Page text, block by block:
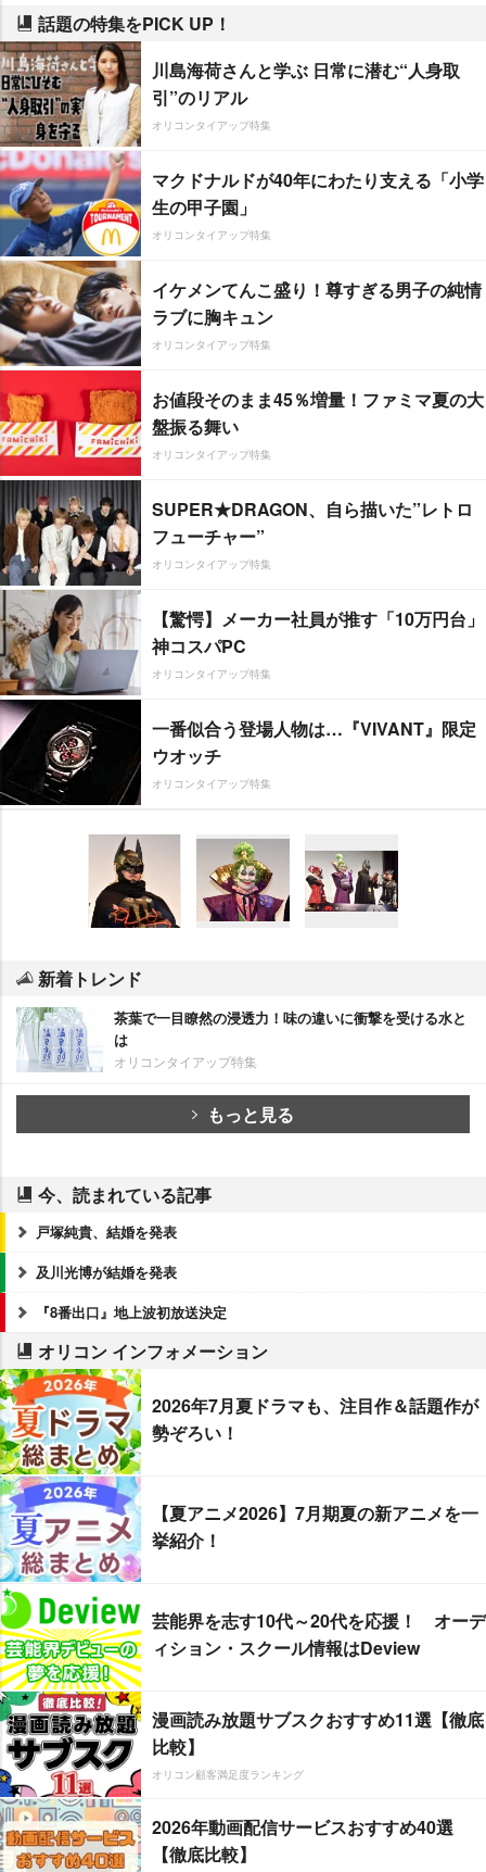
話題の特集をPICK UP！
川島海荷さんと学ぶ 日常に潜む“人身取
引”のリアル
オリコンタイアップ特集
マクドナルドが40年にわたり支える「小学
生の甲子園」
オリコンタイアップ特集
イケメンてんこ盛り！尊すぎる男子の純情
ラブに胸キュン
オリコンタイアップ特集
お値段そのまま45％増量！ファミマ夏の大
盤振る舞い
オリコンタイアップ特集
SUPER★DRAGON、自ら描いた”レトロ
フューチャー”
オリコンタイアップ特集
【驚愕】メーカー社員が推す「10万円台」
神コスパPC
オリコンタイアップ特集
一番似合う登場人物は…『VIVANT』限定
ウオッチ
オリコンタイアップ特集
新着トレンド
茶葉で一目瞭然の浸透力！味の違いに衝撃を受ける水と
は
オリコンタイアップ特集
もっと見る
今、読まれている記事
戸塚純貴、結婚を発表
及川光博が結婚を発表
『8番出口』地上波初放送決定
オリコン インフォメーション
2026年7月夏ドラマも、注目作＆話題作が
勢ぞろい！
【夏アニメ2026】7月期夏の新アニメを一
挙紹介！
芸能界を志す10代～20代を応援！ オーデ
ィション・スクール情報はDeview
漫画読み放題サブスクおすすめ11選【徹底
比較】
オリコン顧客満足度ランキング
2026年動画配信サービスおすすめ40選
【徹底比較】